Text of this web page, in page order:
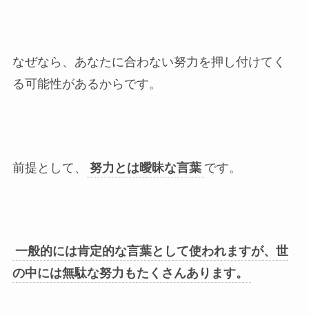
なぜなら、あなたに合わない努力を押し付けてく
る可能性があるからです。
前提として、 努力とは曖昧な言葉 です。
一般的には肯定的な言葉として使われますが、世
の中には無駄な努力もたくさんあります。